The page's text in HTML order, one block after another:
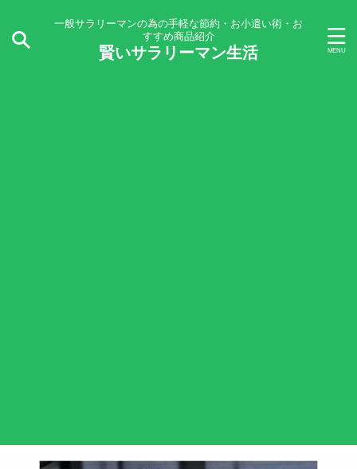
一般サラリーマンの為の手軽な節約・お小遣い術・お
すすめ商品紹介
賢いサラリーマン生活